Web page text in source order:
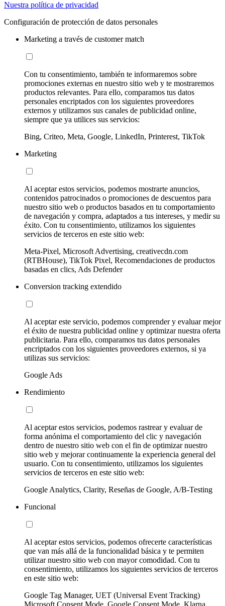
Nuestra política de privacidad
Configuración de protección de datos personales
Marketing a través de customer match
Con tu consentimiento, también te informaremos sobre
promociones externas en nuestro sitio web y te mostraremos
productos relevantes. Para ello, comparamos tus datos
personales encriptados con los siguientes proveedores
externos y utilizamos sus canales de publicidad online,
siempre que ya utilices sus servicios:
Bing, Criteo, Meta, Google, LinkedIn, Printerest, TikTok
Marketing
Al aceptar estos servicios, podemos mostrarte anuncios,
contenidos patrocinados o promociones de descuentos para
nuestro sitio web o productos basados en tu comportamiento
de navegación y compra, adaptados a tus intereses, y medir su
éxito. Con tu consentimiento, utilizamos los siguientes
servicios de terceros en este sitio web:
Meta-Pixel, Microsoft Advertising, creativecdn.com
(RTBHouse), TikTok Pixel, Recomendaciones de productos
basadas en clics, Ads Defender
Conversion tracking extendido
Al aceptar este servicio, podemos comprender y evaluar mejor
el éxito de nuestra publicidad online y optimizar nuestra oferta
publicitaria. Para ello, comparamos tus datos personales
encriptados con los siguientes proveedores externos, si ya
utilizas sus servicios:
Google Ads
Rendimiento
Al aceptar estos servicios, podemos rastrear y evaluar de
forma anónima el comportamiento del clic y navegación
dentro de nuestro sitio web con el fin de optimizar nuestro
sitio web y mejorar continuamente la experiencia general del
usuario. Con tu consentimiento, utilizamos los siguientes
servicios de terceros en este sitio web:
Google Analytics, Clarity, Reseñas de Google, A/B-Testing
Funcional
Al aceptar estos servicios, podemos ofrecerte características
que van más allá de la funcionalidad básica y te permiten
utilizar nuestro sitio web con mayor comodidad. Con tu
consentimiento, utilizamos los siguientes servicios de terceros
en este sitio web:
Google Tag Manager, UET (Universal Event Tracking)